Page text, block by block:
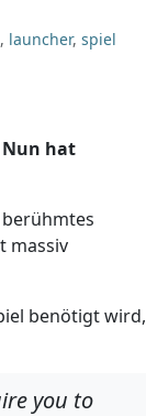
, launcher, spiel
Nun hat
massiv
benötigt wird,
you to